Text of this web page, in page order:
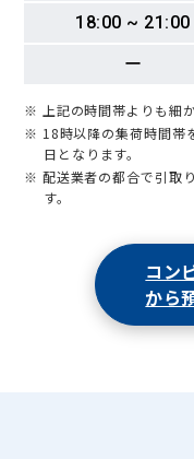
18:00 ~ 21:00
ー
※ 上記の時間帯よりも細
※ 18時以降の集荷時間帯
日となります。
※ 配送業者の都合で引取
す。
コン
から